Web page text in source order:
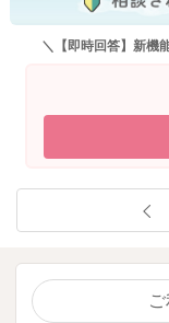
＼【即時回答】新機